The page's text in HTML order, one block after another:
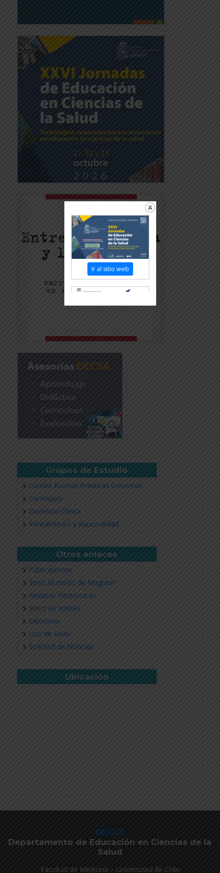
Grupos de Estudio
Comité Buenas Practicas Docentes
Currículum
Docencia Clínica
Pensamiento y Racionalidad
Otros enlaces
Publicaciones
Tesis Alumnos de Magíster
Revistas Electrónicas
Sitios de Interés
Extensión
Uso de Salas
Solicitud de Noticias
Ubicación
DECSA
Departamento de Educación en Ciencias de la
Salud
Facultad de Medicina – Universidad de Chile
Ir al sitio web
Revisar más información